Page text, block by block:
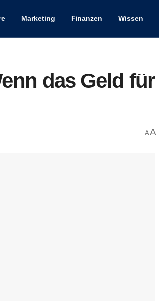
Marketing Finanzen Wissen
das Geld für
AA